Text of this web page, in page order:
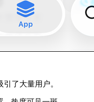
了大量用户。